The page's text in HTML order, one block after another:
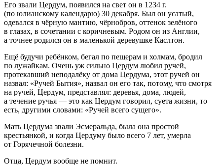
Его звали Цердум, появился на свет он в 1234 г.
(по юлианскому календарю) 30 декабря. Был он усатый,
одевался в чёрную мантию, чёрнобров, оттенок зелёного
в глазах, в сочетании с коричневым. Родом он из Англии,
а точнее родился он в маленькой деревушке Каслтон.
Ещё будучи ребёнком, бегал по пещерам и холмам, бродил
по лужайкам. Очень уж сильно Цердум любил ручей,
протекавший неподалёку от дома Цердума, этот ручей он
назвал: «Ручей Бытия», назвал он его так, потому, что смотря
на ручей, Цердум, представлял: деревья, дома, людей,
а течение ручья — это как Цердум говорил, суета жизни, то
есть, другими словами: «Ручей всего сущего».
Мать Цердума звали Эсмеральда, была она простой
крестьянкой, и когда Цердуму было всего 7 лет, умерла
от Горячечной болезни.
Отца, Цердум вообще не помнит.